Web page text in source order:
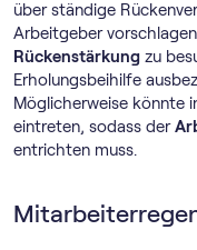
über ständige
Arbeitgeber
Rückenstärkung zu
Erholungsbeihilfe
Möglicherweise könnte
eintreten, sodass der
entrichten muss.